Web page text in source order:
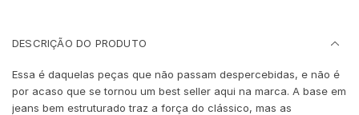
DESCRIÇÃO DO PRODUTO
Essa é daquelas peças que não passam despercebidas, e não é
por acaso que se tornou um best seller aqui na marca. A base em
jeans bem estruturado traz a força do clássico, mas as